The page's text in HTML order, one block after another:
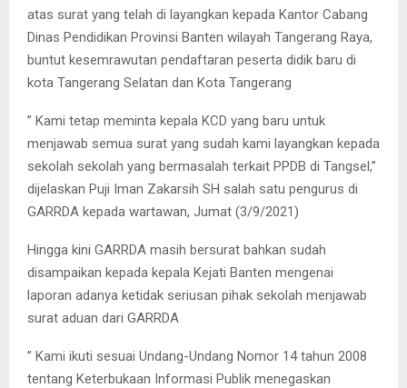
atas surat yang telah di layangkan kepada Kantor Cabang
Dinas Pendidikan Provinsi Banten wilayah Tangerang Raya,
buntut kesemrawutan pendaftaran peserta didik baru di
kota Tangerang Selatan dan Kota Tangerang
” Kami tetap meminta kepala KCD yang baru untuk
menjawab semua surat yang sudah kami layangkan kepada
sekolah sekolah yang bermasalah terkait PPDB di Tangsel,”
dijelaskan Puji Iman Zakarsih SH salah satu pengurus di
GARRDA kepada wartawan, Jumat (3/9/2021)
Hingga kini GARRDA masih bersurat bahkan sudah
disampaikan kepada kepala Kejati Banten mengenai
laporan adanya ketidak seriusan pihak sekolah menjawab
surat aduan dari GARRDA
” Kami ikuti sesuai Undang-Undang Nomor 14 tahun 2008
tentang Keterbukaan Informasi Publik menegaskan